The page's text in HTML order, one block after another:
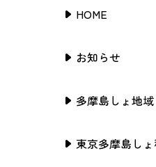
HOME
お知らせ
多摩島しょ地
東京多摩島し